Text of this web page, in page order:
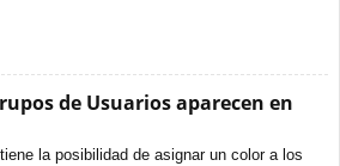
de Usuarios aparecen en
la posibilidad de asignar un color a los